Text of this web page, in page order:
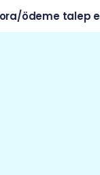
talep